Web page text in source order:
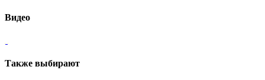
Видео
Также выбирают